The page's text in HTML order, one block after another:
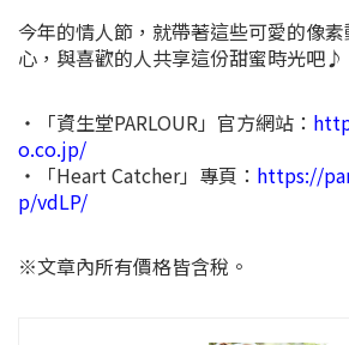
今年的情人節，就帶著這些可愛的像
心，與喜歡的人共享這份甜蜜時光吧♪
・「資生堂PARLOUR」官方網站：
o.co.jp/
・「Heart Catcher」專頁： https://
p/vdLP/
※文章內所有價格皆含稅。